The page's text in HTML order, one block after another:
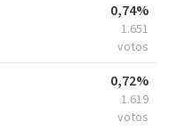
0,74%
1.651
votos
0,72%
1.619
votos